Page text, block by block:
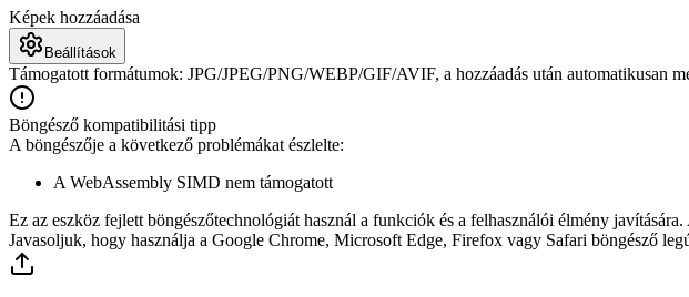
Képek hozzáadása
Beállítások
Támogatott formátumok: JPG/JPEG/PNG/WEBP/GIF/AVIF, a hozzáadás után automatikusan
Böngésző kompatibilitási tipp
A böngészője a következő problémákat észlelte:
A WebAssembly SIMD nem támogatott
Ez az eszköz fejlett böngészőtechnológiát használ a funkciók és a felhasználói élmény
Javasoljuk, hogy használja a Google Chrome, Microsoft Edge, Firefox vagy Safari böngésző